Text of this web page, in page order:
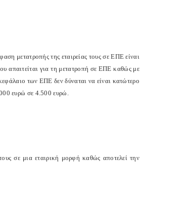
μετατροπής της εταιρείας τους σε ΕΠΕ είναι
απαιτείται για τη μετατροπή σε ΕΠΕ καθώς με
των ΕΠΕ δεν δύναται να είναι κατώτερο
ευρώ σε 4.500 ευρώ.
σε μια εταιρική μορφή καθώς αποτελεί την